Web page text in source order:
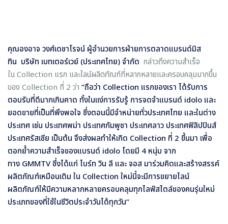
คุณองอาจ วงศ์เดชาโรจน์ ผู้อำนวยการฝ่ายการตลาดแบรนด์มิส
ทิน บริษัท เบทเตอร์เวย์ (ประเทศไทย) จำกัด กล่าวถึงความสำเร็จ
ใน Collection แรก และไลน์ผลิตภัณฑ์ที่หลากหลายและครอบคลุมมากขึ้น
ของ Collection ที่ 2 ว่า “ถือว่า Collection แรกของเรา ได้รับการ
ตอบรับที่ดีมากเกินคาด ทั้งในแง่การรับรู้ การจดจำแบรนด์ idolo และ
ยอดขายที่เป็นที่พึงพอใจ ซึ่งตอนนี้มีจำหน่ายทั่วประเทศไทย และในต่าง
ประเทศ เช่น ประเทศพม่า ประเทศกัมพูชา ประเทศลาว ประเทศฟิลิปปินส์
ประเทศรัสเซีย เป็นต้น จึงส่งผลทำให้เกิด Collection ที่ 2 ขึ้นมา เพื่อ
ตอกย้ำความสำเร็จของแบรนด์ idolo โดยมี 4 หนุ่ม จาก
ทาง GMMTVซึ่งได้แก่ ไบร์ท วิน ลี และ จอส มาร่วมคิดและสร้างสรรค์
ผลิตภัณฑ์เหมือนเดิม ใน Collection ใหม่นี้จะมีการขยายไลน์
ผลิตภัณฑ์ให้มีความหลากหลายครอบคลุมทุกไลฟ์สไตล์ของคนรุ่นใหม่
ประเภทของที่ใช้ในชีวิตประจำวันได้ทุกวัน”